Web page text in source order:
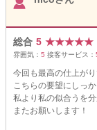
総合 5 ★★★★★
雰囲気： 5 接客サービス：
今回も最高の仕上が
こちらの要望にしっ
私より私の似合うを
またお願いします！